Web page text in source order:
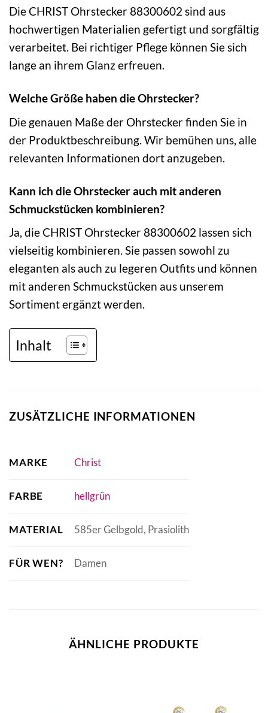
Die CHRIST Ohrstecker 88300602 sind aus
hochwertigen Materialien gefertigt und sorgfältig
verarbeitet. Bei richtiger Pflege können Sie sich
lange an ihrem Glanz erfreuen.
Welche Größe haben die Ohrstecker?
Die genauen Maße der Ohrstecker finden Sie in
der Produktbeschreibung. Wir bemühen uns, alle
relevanten Informationen dort anzugeben.
Kann ich die Ohrstecker auch mit anderen
Schmuckstücken kombinieren?
Ja, die CHRIST Ohrstecker 88300602 lassen sich
vielseitig kombinieren. Sie passen sowohl zu
eleganten als auch zu legeren Outfits und können
mit anderen Schmuckstücken aus unserem
Sortiment ergänzt werden.
Inhalt
ZUSÄTZLICHE INFORMATIONEN
MARKE Christ
FARBE hellgrün
MATERIAL 585er Gelbgold, Prasiolith
FÜR WEN? Damen
ÄHNLICHE PRODUKTE